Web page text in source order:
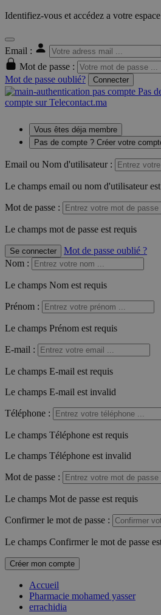
Identifiez-vous et accédez a votre
Email :
Mot de passe :
Mot de passe oublié?
Connecter
Pas
compte sur Telecontact.ma
Vous êtes déja membre
Pas de compte ? Créer votre
Email ou Nom d'utilisateur :
Le champs email ou nom d'utilisateur
Mot de passe :
Le champs mot de passe est requis
Se connecter
Mot de passe oublié ?
Nom :
Le champs Nom est requis
Prénom :
Le champs Prénom est requis
E-mail :
Le champs E-mail est requis
Le champs E-mail est invalid
Téléphone :
Le champs Téléphone est requis
Le champs Téléphone est invalid
Mot de passe :
Le champs Mot de passe est requis
Confirmer le mot de passe :
Le champs Confirmer le mot de passe
Créer mon compte
Accueil
Pharmacie mohamed yasser
errachidia